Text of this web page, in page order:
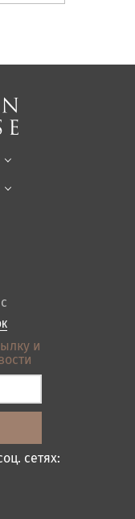
и
сетях: